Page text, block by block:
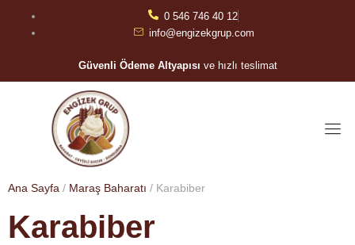
0 546 746 40 12
info@engizekgrup.com
Güvenli Ödeme Altyapısı ve hızlı teslimat
Ana Sayfa / Maraş Baharatı / Karabiber
Karabiber